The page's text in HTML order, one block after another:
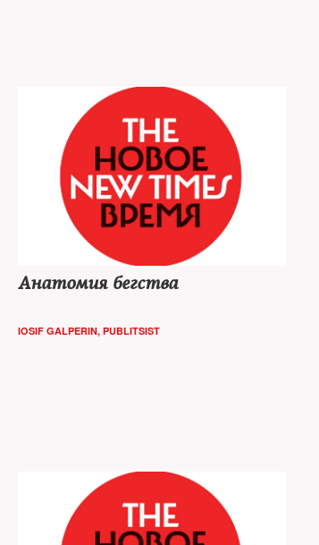
Анатомия бегства
IOSIF GALPERIN, PUBLITSIST